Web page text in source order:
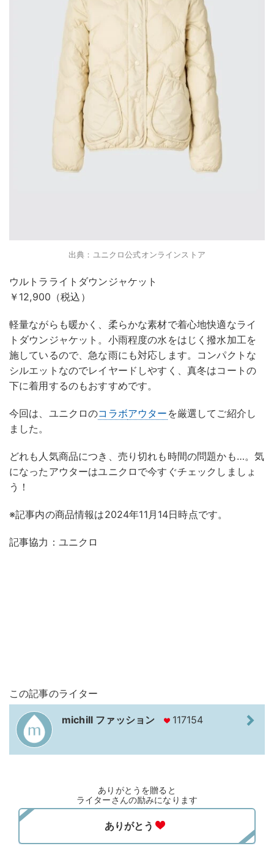
出典：ユニクロ公式オンラインストア
ウルトラライトダウンジャケット
￥12,900（税込）
軽量ながらも暖かく、柔らかな素材で着心地快適なライ
トダウンジャケット。小雨程度の水をはじく撥水加工を
施しているので、急な雨にも対応します。コンパクトな
シルエットなのでレイヤードしやすく、真冬はコートの
下に着用するのもおすすめです。
今回は、ユニクロのコラボアウター を厳選してご紹介し
ました。
どれも人気商品につき、売り切れも時間の問題かも…。気
になったアウターはユニクロで今すぐチェックしましょ
う！
※記事内の商品情報は2024年11月14日時点です。
記事協力：ユニクロ
この記事のライター
michill ファッション 117154
ありがとうを贈ると
ライターさんの励みになります